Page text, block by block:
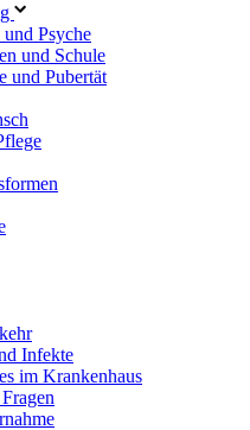
Psyche
und Schule
und Pubertät
Infekte
im Krankenhaus